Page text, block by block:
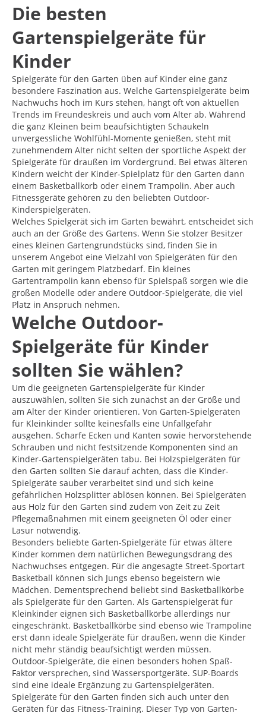
Die besten
Gartenspielgeräte für
Kinder
Spielgeräte für den Garten üben auf Kinder eine ganz
besondere Faszination aus. Welche Gartenspielgeräte beim
Nachwuchs hoch im Kurs stehen, hängt oft von aktuellen
Trends im Freundeskreis und auch vom Alter ab. Während
die ganz Kleinen beim beaufsichtigten Schaukeln
unvergessliche Wohlfühl-Momente genießen, steht mit
zunehmendem Alter nicht selten der sportliche Aspekt der
Spielgeräte für draußen im Vordergrund. Bei etwas älteren
Kindern weicht der Kinder-Spielplatz für den Garten dann
einem Basketballkorb oder einem Trampolin. Aber auch
Fitnessgeräte gehören zu den beliebten Outdoor-
Kinderspielgeräten.
Welches Spielgerät sich im Garten bewährt, entscheidet sich
auch an der Größe des Gartens. Wenn Sie stolzer Besitzer
eines kleinen Gartengrundstücks sind, finden Sie in
unserem Angebot eine Vielzahl von Spielgeräten für den
Garten mit geringem Platzbedarf. Ein kleines
Gartentrampolin kann ebenso für Spielspaß sorgen wie die
großen Modelle oder andere Outdoor-Spielgeräte, die viel
Platz in Anspruch nehmen.
Welche Outdoor-
Spielgeräte für Kinder
sollten Sie wählen?
Um die geeigneten Gartenspielgeräte für Kinder
auszuwählen, sollten Sie sich zunächst an der Größe und
am Alter der Kinder orientieren. Von Garten-Spielgeräten
für Kleinkinder sollte keinesfalls eine Unfallgefahr
ausgehen. Scharfe Ecken und Kanten sowie hervorstehende
Schrauben und nicht festsitzende Komponenten sind an
Kinder-Gartenspielgeräten tabu. Bei Holzspielgeräten für
den Garten sollten Sie darauf achten, dass die Kinder-
Spielgeräte sauber verarbeitet sind und sich keine
gefährlichen Holzsplitter ablösen können. Bei Spielgeräten
aus Holz für den Garten sind zudem von Zeit zu Zeit
Pflegemaßnahmen mit einem geeigneten Öl oder einer
Lasur notwendig.
Besonders beliebte Garten-Spielgeräte für etwas ältere
Kinder kommen dem natürlichen Bewegungsdrang des
Nachwuchses entgegen. Für die angesagte Street-Sportart
Basketball können sich Jungs ebenso begeistern wie
Mädchen. Dementsprechend beliebt sind Basketballkörbe
als Spielgeräte für den Garten. Als Gartenspielgerät für
Kleinkinder eignen sich Basketballkörbe allerdings nur
eingeschränkt. Basketballkörbe sind ebenso wie Trampoline
erst dann ideale Spielgeräte für draußen, wenn die Kinder
nicht mehr ständig beaufsichtigt werden müssen.
Outdoor-Spielgeräte, die einen besonders hohen Spaß-
Faktor versprechen, sind Wassersportgeräte. SUP-Boards
sind eine ideale Ergänzung zu Gartenspielgeräten.
Spielgeräte für den Garten finden sich auch unter den
Geräten für das Fitness-Training. Dieser Typ von Garten-